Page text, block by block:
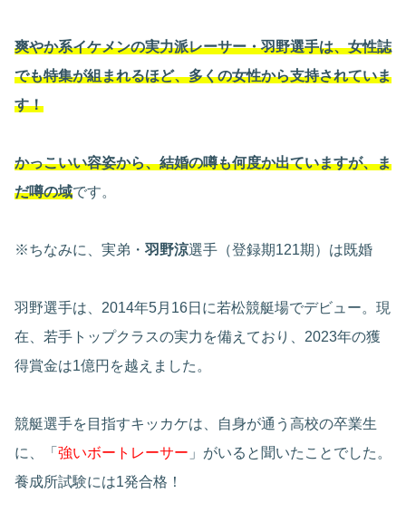
爽やか系イケメンの実力派レーサー・羽野選手は、女性誌
でも特集が組まれるほど、多くの女性から支持されていま
す！
かっこいい容姿から、結婚の噂も何度か出ていますが、ま
だ噂の域です。
※ちなみに、実弟・ 羽野涼選手（登録期121期）は既婚
羽野選手は、2014年5月16日に若松競艇場でデビュー。現
在、若手トップクラスの実力を備えており、2023年の獲
得賞金は1億円を越えました。
競艇選手を目指すキッカケは、自身が通う高校の卒業生
に、「 強いボートレーサー 」がいると聞いたことでした。
養成所試験には1発合格！